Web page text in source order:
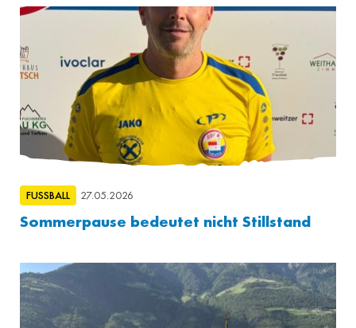
FUSSBALL 27.05.2026
Sommerpause bedeutet nicht Stillstand